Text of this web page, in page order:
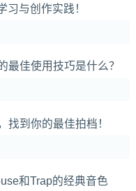
习与创作实践！
最佳使用技巧是什么？
找到你的最佳拍档！
和Trap的经典音色